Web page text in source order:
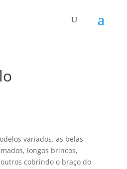
variados, as belas
longos brincos,
cobrindo o braço do